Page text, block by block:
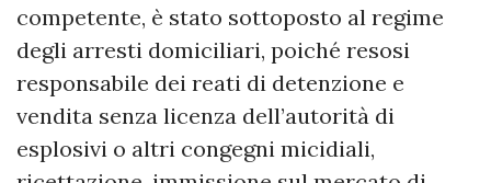
competente, è stato sottoposto al regime
degli arresti domiciliari, poiché resosi
responsabile dei reati di detenzione e
vendita senza licenza dell’autorità di
esplosivi o altri congegni micidiali,